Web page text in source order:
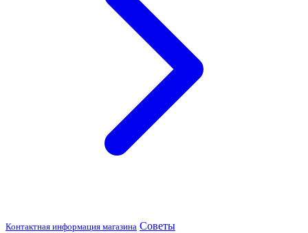
Контактная информация магазина Советы